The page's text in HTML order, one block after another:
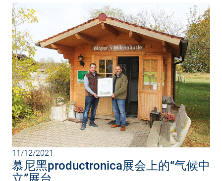
11/12/2021
慕尼黑productronica展会上的“气候中